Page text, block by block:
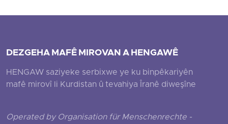
DEZGEHA MAFÊ MIROVAN A HENGAWÊ
HENGAW saziyeke serbixwe ye ku binpêkariyên
mafê mirovî li Kurdistan û tevahiya Îranê diweşîne
Operated by Organisation für Menschenrechte -